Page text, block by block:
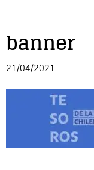
banner
21/04/2021